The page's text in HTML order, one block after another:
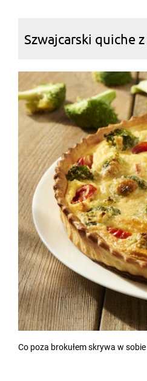
Szwajcarski quiche
Co poza brokułem skrywa w